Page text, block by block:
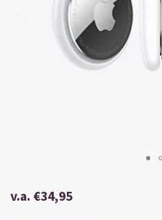
v.a. €34,95